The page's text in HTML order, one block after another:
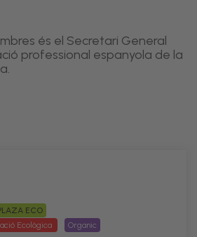
és el Secretari General
professional espanyola de la
ECO
Ecològica
Organic